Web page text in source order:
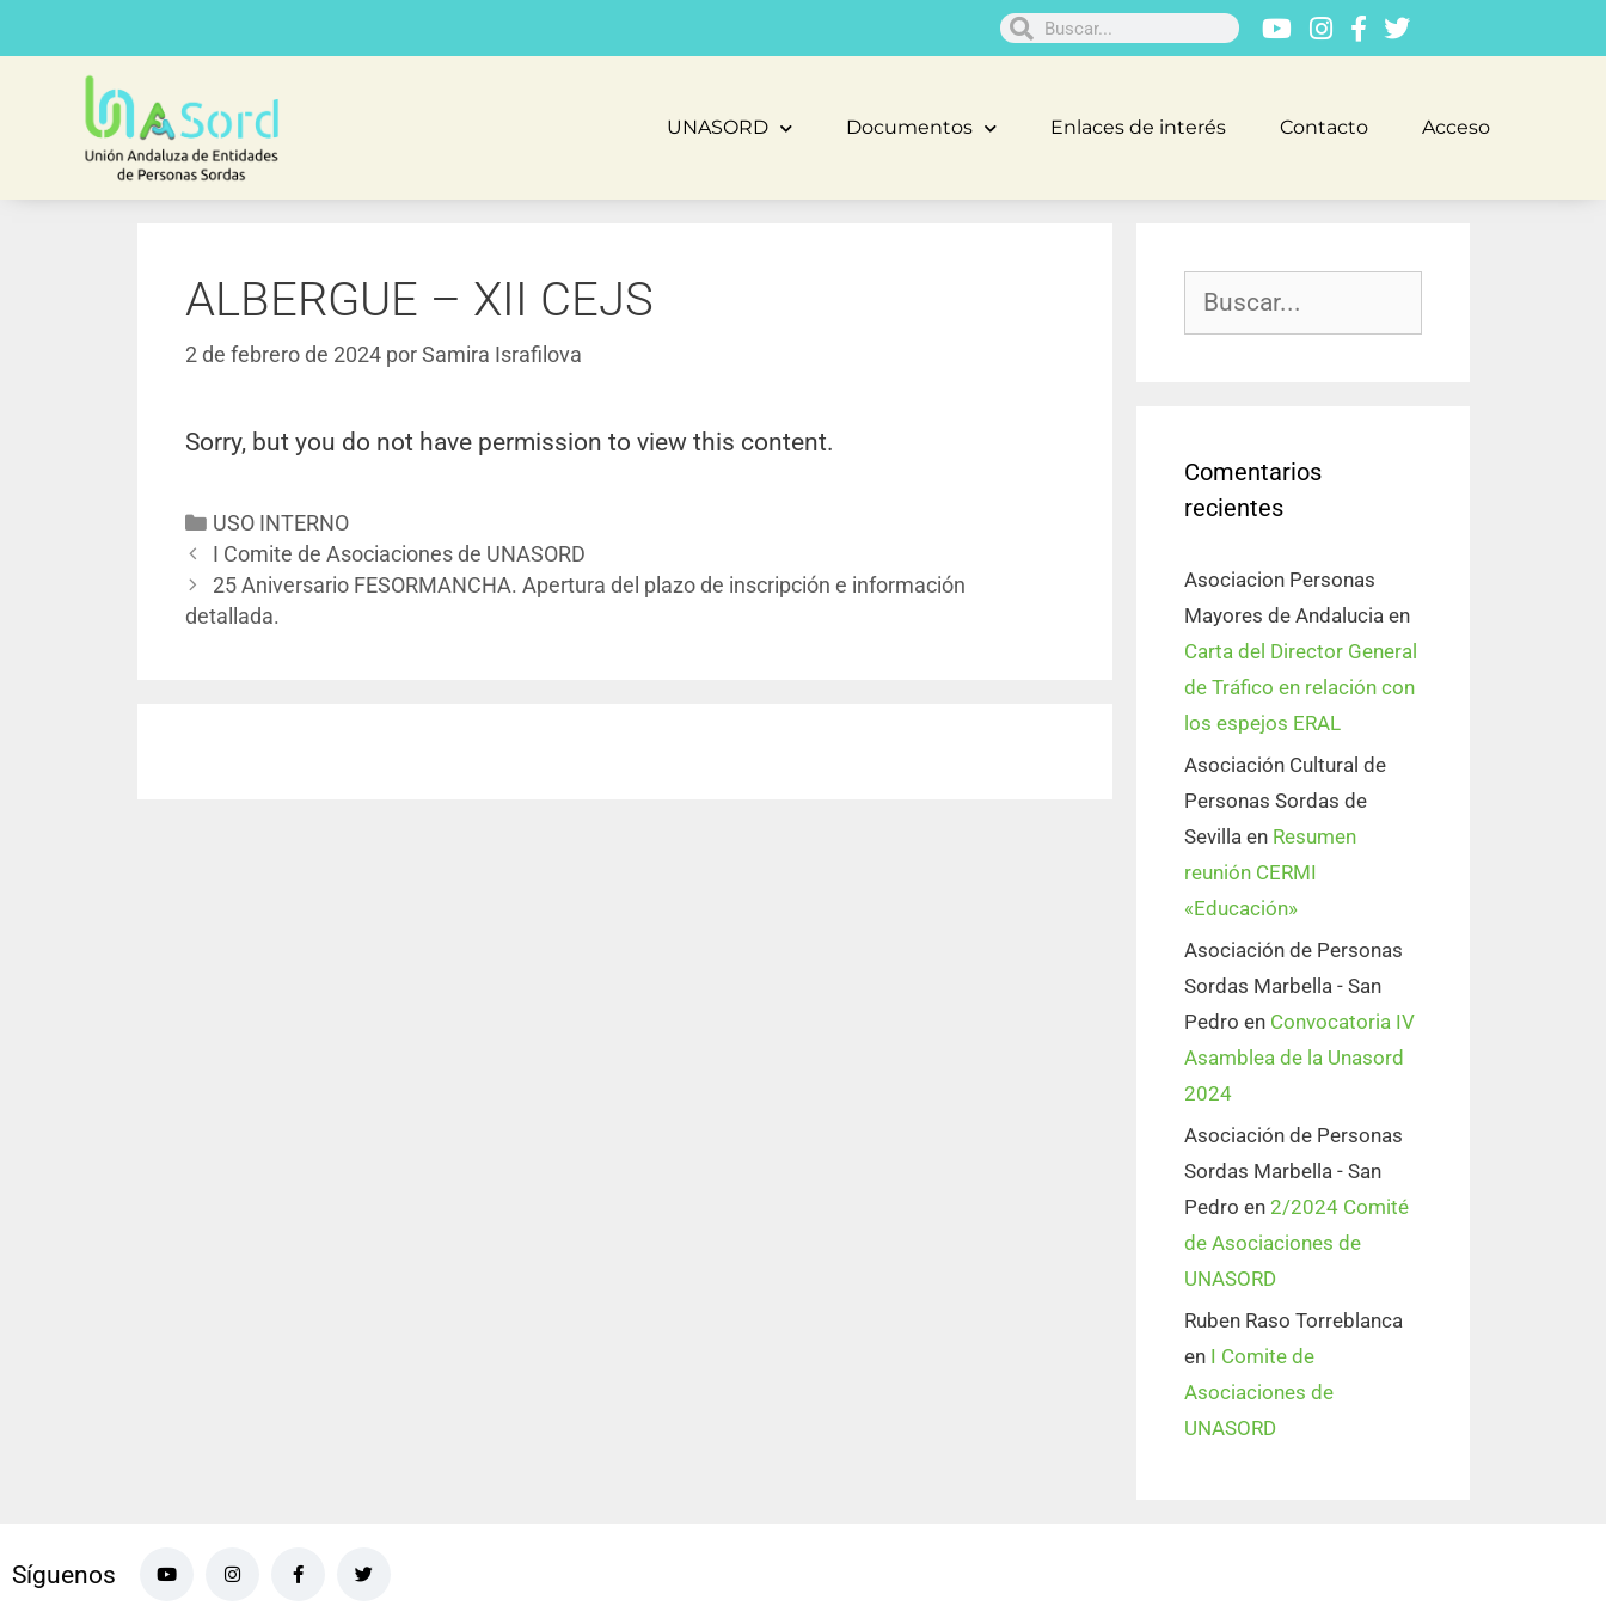
UNASORD Documentos Enlaces de interés Contacto Acceso
ALBERGUE – XII CEJS
2 de febrero de 2024 porSamira Israfilova
Sorry, but you do not have permission to view this content.
USO INTERNO
I Comite de Asociaciones de UNASORD
25 Aniversario FESORMANCHA. Apertura del plazo de inscripción e información
detallada.
Comentarios
recientes
Asociacion Personas
Mayores de Andaluciaen
Carta del Director General
de Tráfico en relación con
los espejos ERAL
Asociación Cultural de
Personas Sordas de
Sevillaen Resumen
reunión CERMI
«Educación»
Asociación de Personas
Sordas Marbella - San
Pedro en Convocatoria IV
Asamblea de la Unasord
2024
Asociación de Personas
Sordas Marbella - San
Pedro en 2/2024 Comité
de Asociaciones de
UNASORD
Ruben Raso Torreblanca
en I Comite de
Asociaciones de
UNASORD
Síguenos